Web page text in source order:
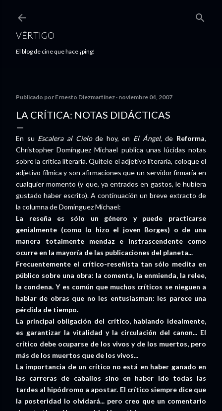
VÉRTIGO
El blog de cine que hace ¡ping!
Publicado por Ernesto Diezmartínez noviembre 04, 2007
LA CRÍTICA: NOTAS DIDÁCTICAS
En su Escalera al Cielode hoy, en El Ángel, de Reforma,
Christopher Domínguez Michael publica unas lúcidas notas
sobre la crítica literaria. Quítele el adjetivo literaria, coloque el
adjetivo fílmica y son afirmaciones que un servidor firmaría en
cualquier momento (y que, ya entrados en gastos, le hubiera
gustado haber escrito). A continuación un breve extracto de
la columna de Domínguez Michael:
La reseña es sólo un género y puede practicarse
genialmente (como lo hizo el joven Borges) o de una
manera totalmente mendaz e instrascendente como
ocurre en la mayoría de las publicaciones del planeta...
Frecuentemente el crítico-reseñista tan sólo medita en
público sobre una obra: la comenta, la enmienda, la relee,
la condena. Y es común que muchos críticos se nieguen a
hablar de obras que no les entusiasman: les parece una
pérdida de tiempo.
La principal obligación del crítico, hablando idealmente,
es garantizar la vitalidad y la circulación del canon... El
crítico debe ocuparse de los vivos y de los muertos, pero
más de los muertos que de los vivos...
La importancia de un crítico no está en haber ganado en
las carreras de caballos sino en haber ido todas las
tardes al hipódromo a apostar. El crítico siempre dice que
la posteridad lo olvidará... pero creo que un comentario